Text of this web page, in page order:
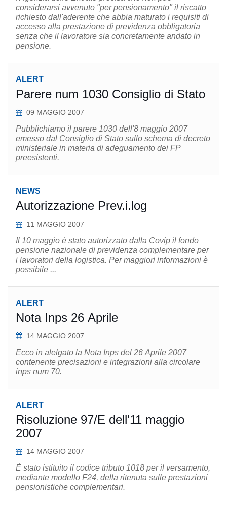
considerarsi avvenuto "per pensionamento" il riscatto
richiesto dall'aderente che abbia maturato i requisiti di
accesso alla prestazione di previdenza obbligatoria
senza che il lavoratore sia concretamente andato in
pensione.
ALERT
Parere num 1030 Consiglio di Stato
09 MAGGIO 2007
Pubblichiamo il parere 1030 dell'8 maggio 2007
emesso dal Consiglio di Stato sullo schema di decreto
ministeriale in materia di adeguamento dei FP
preesistenti.
NEWS
Autorizzazione Prev.i.log
11 MAGGIO 2007
Il 10 maggio è stato autorizzato dalla Covip il fondo
pensione nazionale di previdenza complementare per
i lavoratori della logistica. Per maggiori informazioni è
possibile ...
ALERT
Nota Inps 26 Aprile
14 MAGGIO 2007
Ecco in alelgato la Nota Inps del 26 Aprile 2007
contenente precisazioni e integrazioni alla circolare
inps num 70.
ALERT
Risoluzione 97/E dell'11 maggio
2007
14 MAGGIO 2007
È stato istituito il codice tributo 1018 per il versamento,
mediante modello F24, della ritenuta sulle prestazioni
pensionistiche complementari.